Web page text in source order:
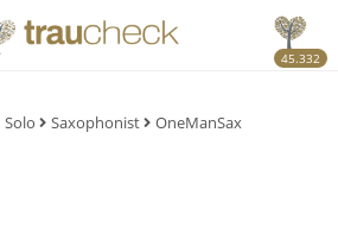
45.332
Solo Saxophonist OneManSax